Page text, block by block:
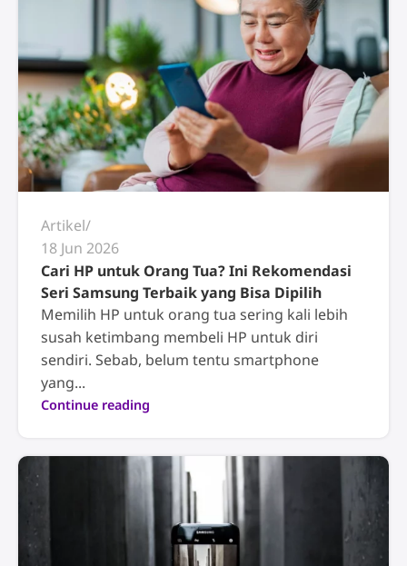
Artikel
18 Jun 2026
Cari HP untuk Orang Tua? Ini Rekomendasi
Seri Samsung Terbaik yang Bisa Dipilih
Memilih HP untuk orang tua sering kali lebih
susah ketimbang membeli HP untuk diri
sendiri. Sebab, belum tentu smartphone
yang...
Continue reading